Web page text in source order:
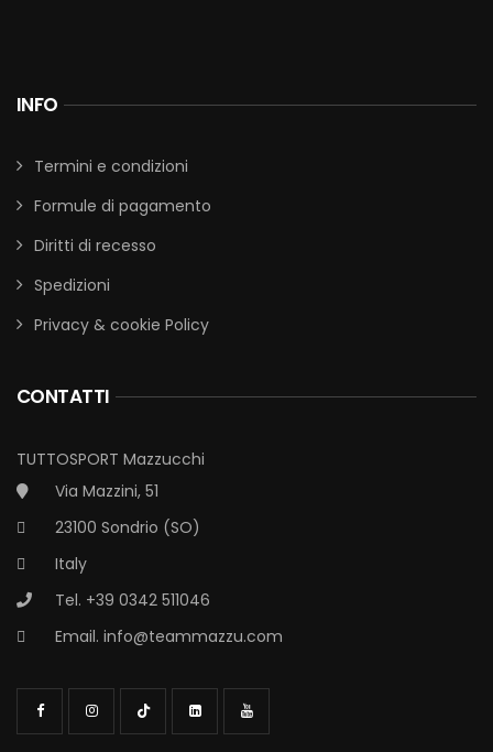
INFO
Termini e condizioni
Formule di pagamento
Diritti di recesso
Spedizioni
Privacy & cookie Policy
CONTATTI
TUTTOSPORT Mazzucchi
Via Mazzini, 51
23100 Sondrio (SO)
Italy
Tel. +39 0342 511046
Email. info@teammazzu.com